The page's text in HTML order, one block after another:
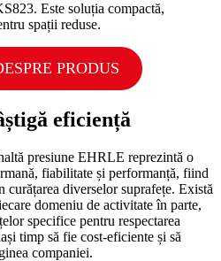
Este soluția compactă,
spații reduse.
PRODUS
eficiență
presiune EHRLE reprezintă o
fiabilitate și performanță, fiind
diverselor suprafețe. Există
domeniu de activitate în parte,
specifice pentru respectarea
timp să fie cost-eficiente și să
companiei.